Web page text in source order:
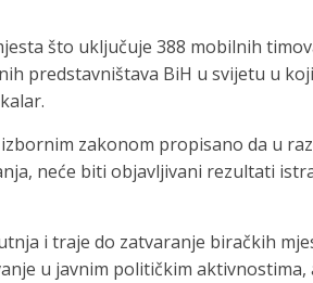
što uključuje 388 mobilnih
predstavništava BiH u svijetu u
zakonom propisano da u
neće biti objavljivani rezultati
i traje do zatvaranje biračkih
u javnim političkim aktivnostima,